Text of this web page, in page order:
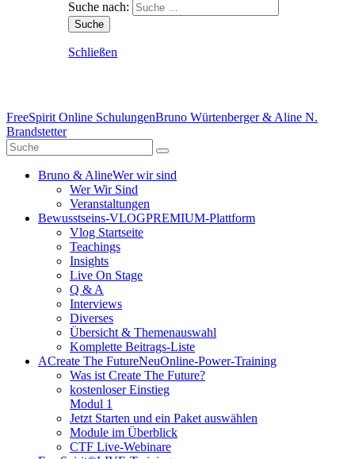
Suche nach:
Schließen
FreeSpirit Online SchulungenBruno Würtenberger & Aline N.
Brandstetter
Bruno & AlineWer wir sind
Wer Wir Sind
Veranstaltungen
Bewusstseins-VLOGPREMIUM-Plattform
Vlog Startseite
Teachings
Insights
Live On Stage
Q & A
Interviews
Diverses
Übersicht & Themenauswahl
Komplette Beitrags-Liste
ACreate The FutureNeuOnline-Power-Training
Was ist Create The Future?
kostenloser Einstieg
Modul 1
Jetzt Starten und ein Paket auswählen
Module im Überblick
CTF Live-Webinare